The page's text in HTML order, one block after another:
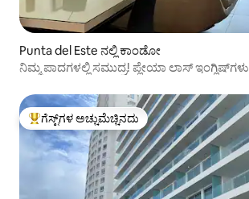
Punta del Este ನಲ್ಲಿ ಕಾಂಡೋ
ನಿಮ್ಮ ಪಾದಗಳಲ್ಲಿ ಸಮುದ್ರ! ಪ್ಲೇಯಾ ಲಾಸ್ ಇಂಗ್ಲಿಷ್‌ಗಳು
ಗೆಸ್ಟ್‌ಗಳಿಗೆ ಅತಿ ಹೆಚ್ಚು ಅಚ್ಚುಮೆಚ್ಚಿನದು
ಗೆಸ್ಟ್‌ಗಳ ಅಚ್ಚುಮೆಚ್ಚಿನದು